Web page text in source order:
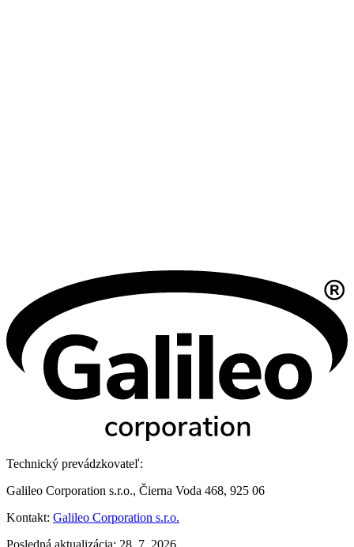
Technický prevádzkovateľ:
Galileo Corporation s.r.o., Čierna Voda 468, 925 06
Kontakt: Galileo Corporation s.r.o.